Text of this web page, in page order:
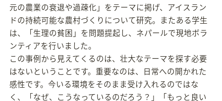
元の農業の衰退や過疎化」をテーマに掲げ、アイスラン
ドの持続可能な農村づくりについて研究。またある学生
は、「生理の貧困」を問題提起し、ネパールで現地ボラ
ンティアを行いました。
この事例から見えてくるのは、壮大なテーマを探す必要
はないということです。重要なのは、日常への開かれた
感性です。今いる環境をそのまま受け入れるのではな
く、「なぜ、こうなっているのだろう？」「もっと良い